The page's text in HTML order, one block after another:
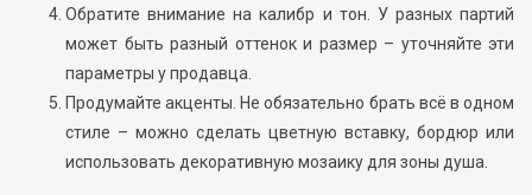
Обратите внимание на калибр и тон. У разных партий
может быть разный оттенок и размер – уточняйте эти
параметры у продавца.
Продумайте акценты. Не обязательно брать всё в одном
стиле – можно сделать цветную вставку, бордюр или
использовать декоративную мозаику для зоны душа.